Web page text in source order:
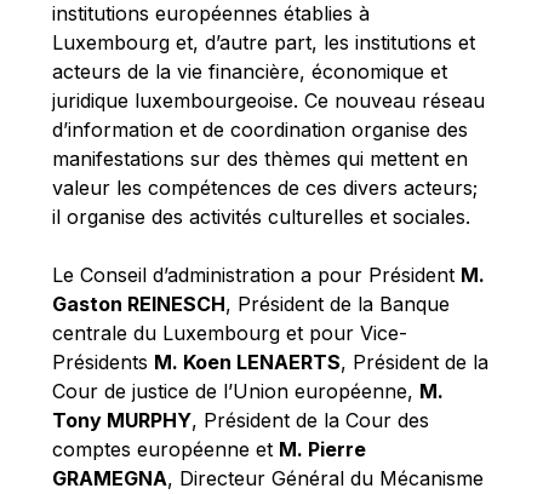
Richard Pelly
Robert Goebbels
Robert REYNDERS
Robert WEIDES
Rolf Tarrach
Štefan Füle
Tim Lankester
Timothy Radcliffe
Vaclav Klaus
Vassilios Skouris
Vítor Manuel da Silva Caldeira
Viviane Reding
institutions européennes établies à
Luxembourg et, d’autre part, les institutions et
acteurs de la vie financière, économique et
juridique luxembourgeoise. Ce nouveau réseau
d’information et de coordination organise des
manifestations sur des thèmes qui mettent en
valeur les compétences de ces divers acteurs;
il organise des activités culturelles et sociales.
Le Conseil d’administration a pour Président M.
Gaston REINESCH, Président de la Banque
centrale du Luxembourg et pour Vice-
Présidents M. Koen LENAERTS, Président de la
Cour de justice de l’Union européenne, M.
Tony MURPHY, Président de la Cour des
comptes européenne et M. Pierre
GRAMEGNA, Directeur Général du Mécanisme